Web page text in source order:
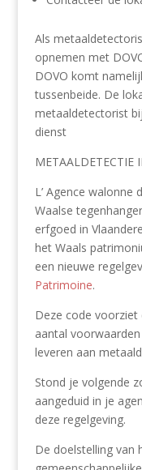
Als
opnemen met
DOVO komt
tussenbeide. De
metaaldetectorist
dienst
METAALDETECTIE
L’ Agence
Waalse
erfgoed in
het Waals
een nieuwe
Patrimoine.
Deze code
aantal
leveren aan
Stond je volgende
aangeduid in je
deze regelgeving.
De doelstelling van